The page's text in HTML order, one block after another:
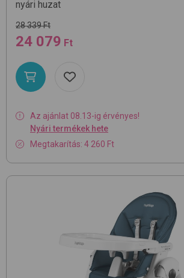
nyári huzat
28 339 Ft
24 079 Ft
Az ajánlat 08.13-ig érvényes!
Nyári termékek hete
Megtakarítás: 4 260 Ft